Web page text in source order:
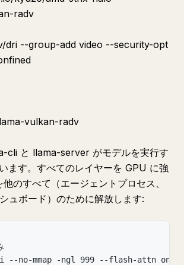
radv
dri --group-add video --security-opt
vulkan-radv
cli と llama-server がモデルを実行す
ます。すべてのレイヤーを GPU に強
のすべて（エージェントプロセス、
ュボード）のために解放します:
--no-mmap -ngl 999 --flash-attn on -m